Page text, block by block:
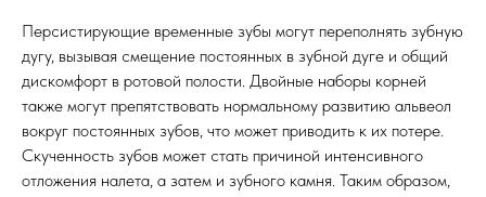
Персистирующие временные зубы могут переполнять зубную
дугу, вызывая смещение постоянных в зубной дуге и общий
дискомфорт в ротовой полости. Двойные наборы корней
также могут препятствовать нормальному развитию альвеол
вокруг постоянных зубов, что может приводить к их потере.
Скученность зубов может стать причиной интенсивного
отложения налета, а затем и зубного камня. Таким образом,